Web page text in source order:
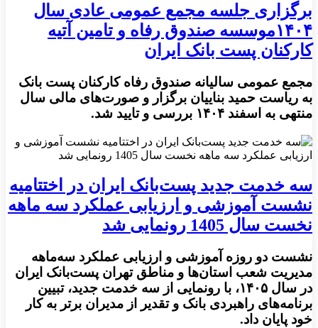
برگزاری جلسه مجمع عمومی عادی سال
۱۴۰۴موسسه صندوق رفاه و تامین آتیه
کارکنان پست بانک ایران
مجمع عمومی سالیانه صندوق رفاه کارکنان پست بانک
به ریاست حمید بناییان برگزار و صورت‌های مالی سال
منتهی به اسفند ۱۴۰۴ بررسی و تایید شد.
سه خدمت جدید پست‌بانک ایران در اختتامیه
نشست آموزشی و ارزیابی عملکرد سه ماهه
نخست سال 1405 رونمایی شد
نشست دو روزه آموزشی و ارزیابی عملکرد سه‌ماهه
مدیریت شعب استان‌ها و مناطق تهران پست‌بانک ایران
در سال ۱۴۰۵، با رونمایی از سه خدمت جدید، تبیین
برنامه‌های راهبردی بانک و تقدیر از مدیران برتر به کار
خود پایان داد.